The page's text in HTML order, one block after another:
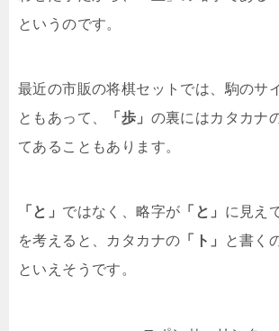
というのです。
最近の市販の将棋セットでは、駒のサ
ともあって、
「歩」 の裏にはカタカナ
てあることもあります。
「と」 ではなく、略字が 「と」 に見え
を考えると、カタカナの 「ト」
と書く
といえそうです。